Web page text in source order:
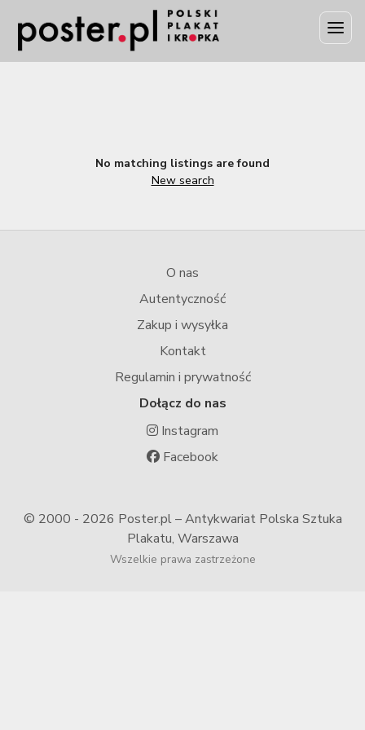
No matching listings are found
New search
O nas
Autentyczność
Zakup i wysyłka
Kontakt
Regulamin i prywatność
Dołącz do nas
Instagram
Facebook
© 2000 - 2026 Poster.pl – Antykwariat Polska Sztuka
Plakatu, Warszawa
Wszelkie prawa zastrzeżone